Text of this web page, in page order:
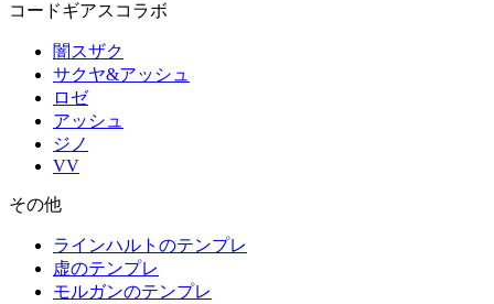
コードギアスコラボ
闇スザク
サクヤ&アッシュ
ロゼ
アッシュ
ジノ
VV
その他
ラインハルトのテンプレ
虚のテンプレ
モルガンのテンプレ